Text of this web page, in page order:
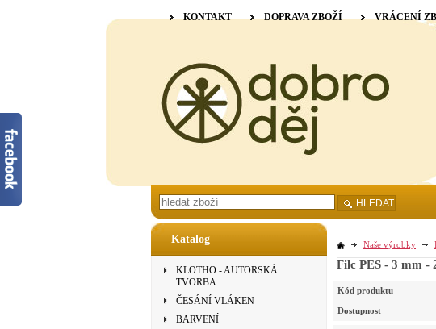
Katalog
KLOTHO - AUTORSKÁ
TVORBA
ČESÁNÍ VLÁKEN
BARVENÍ
Naše výrobky
Filc PES - 3 mm -
Kód produktu
Dostupnost
KONTAKT DOPRAVA ZBOŽÍ VRÁCENÍ
HLEDAT